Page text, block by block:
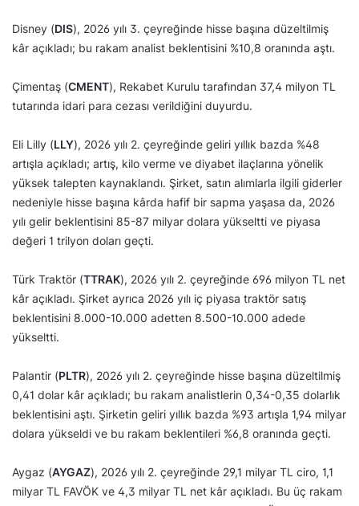
Disney (DIS), 2026 yılı 3. çeyreğinde hisse başına düzeltilmiş
kâr açıkladı; bu rakam analist beklentisini %10,8 oranında aştı.
Çimentaş (CMENT), Rekabet Kurulu tarafından 37,4 milyon TL
tutarında idari para cezası verildiğini duyurdu.
Eli Lilly (LLY), 2026 yılı 2. çeyreğinde geliri yıllık bazda %48
artışla açıkladı; artış, kilo verme ve diyabet ilaçlarına yönelik
yüksek talepten kaynaklandı. Şirket, satın alımlarla ilgili giderler
nedeniyle hisse başına kârda hafif bir sapma yaşasa da, 2026
yılı gelir beklentisini 85-87 milyar dolara yükseltti ve piyasa
değeri 1 trilyon doları geçti.
Türk Traktör (TTRAK), 2026 yılı 2. çeyreğinde 696 milyon TL net
kâr açıkladı. Şirket ayrıca 2026 yılı iç piyasa traktör satış
beklentisini 8.000-10.000 adetten 8.500-10.000 adede
yükseltti.
Palantir (PLTR), 2026 yılı 2. çeyreğinde hisse başına düzeltilmiş
0,41 dolar kâr açıkladı; bu rakam analistlerin 0,34-0,35 dolarlık
beklentisini aştı. Şirketin geliri yıllık bazda %93 artışla 1,94 milyar
dolara yükseldi ve bu rakam beklentileri %6,8 oranında geçti.
Aygaz (AYGAZ), 2026 yılı 2. çeyreğinde 29,1 milyar TL ciro, 1,1
milyar TL FAVÖK ve 4,3 milyar TL net kâr açıkladı. Bu üç rakam